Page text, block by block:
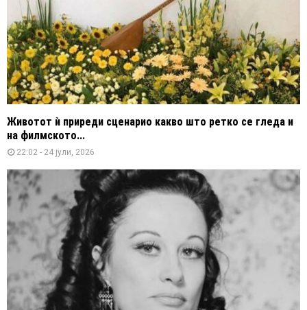
Животот ѝ приреди сценарио какво што ретко се гледа и
на филмското...
22:02 - 24 јули, 2026